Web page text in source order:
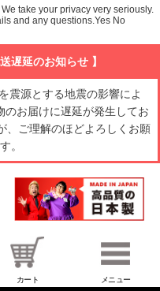
遅延のお知らせ 】
震源とする地震の影響によ
のお届けに遅延が発生してお
、ご理解のほどよろしくお願
。
カート メニュー
take your privacy very seriously.
and any questions.Yes No